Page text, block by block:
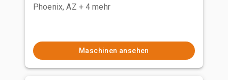
Phoenix, AZ + 4 mehr
Maschinen ansehen